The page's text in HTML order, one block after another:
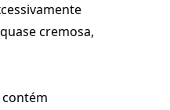
cremosa,